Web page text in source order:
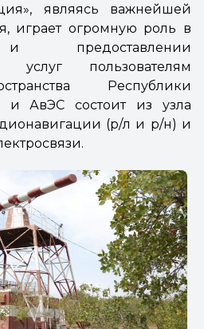
», являясь важнейшей
играет огромную роль в
предоставлении
услуг пользователям
Республики
и АвЭС состоит из узла
(р/л и р/н) и